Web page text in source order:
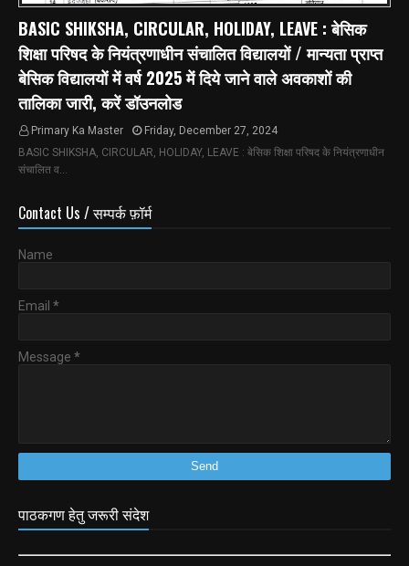
BASIC SHIKSHA, CIRCULAR, HOLIDAY, LEAVE : बेसिक
शिक्षा परिषद के नियंत्रणाधीन संचालित विद्यालयों / मान्यता प्राप्त
बेसिक विद्यालयों में वर्ष 2025 में दिये जाने वाले अवकाशों की
तालिका जारी, करें डॉउनलोड
Primary Ka Master
Friday, December 27, 2024
BASIC SHIKSHA, CIRCULAR, HOLIDAY, LEAVE : बेसिक शिक्षा परिषद के नियंत्रणाधीन
संचालित व…
Contact Us / सम्पर्क फ़ॉर्म
Name
Email *
Message *
पाठकगण हेतु जरूरी संदेश